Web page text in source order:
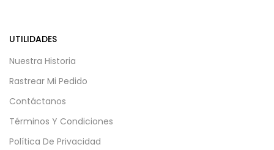
UTILIDADES
Nuestra Historia
Rastrear Mi Pedido
Contáctanos
Términos Y Condiciones
Política De Privacidad